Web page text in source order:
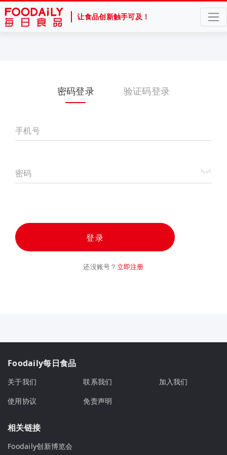
让食品创新触手可及！
密码登录 验证码登录
手机号
密码
登录
还没账号？ 立即注册
Foodaily每日食品
关于我们 联系我们
加入我们
使用协议
免责声明
相关链接
Foodaily创新博览会